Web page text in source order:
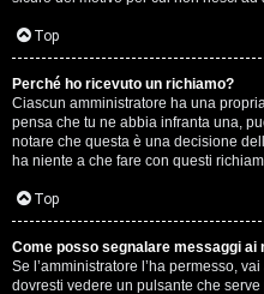
Top
Perché ho ricevuto un richiamo?
Ciascun amministratore ha una
pensa che tu ne abbia infranta una,
notare che questa è una decisione
ha niente a che fare con questi
Top
Come posso segnalare messaggi ai
Se l’amministratore l’ha permesso,
dovresti vedere un pulsante che
o
c
o
n
t
i
S